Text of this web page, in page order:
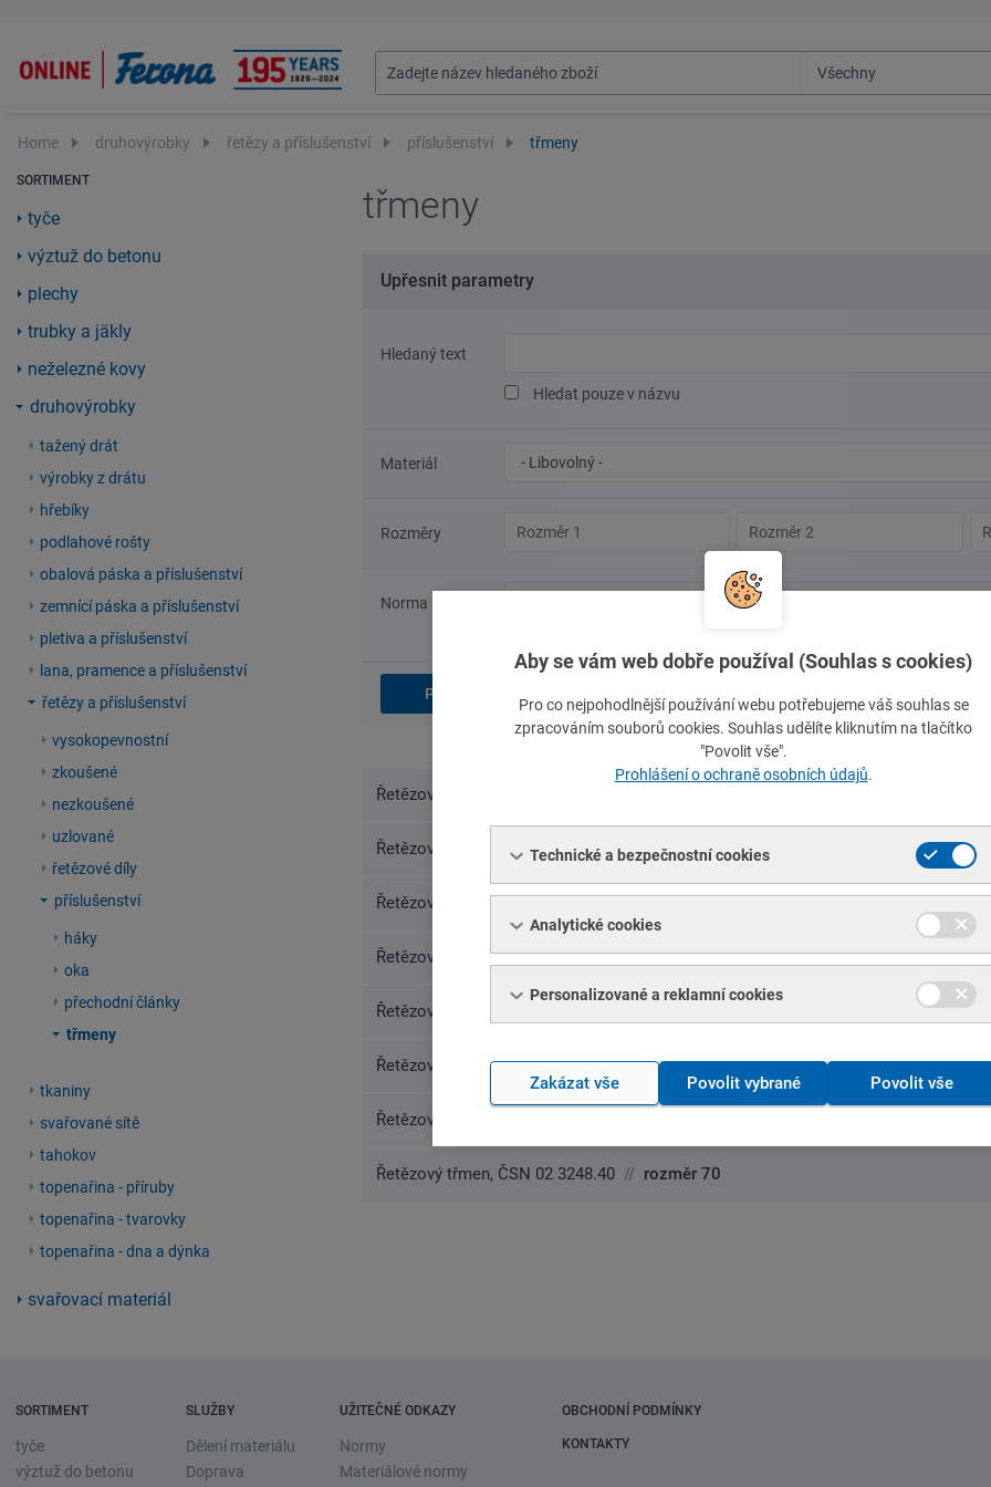
Home druhovýrobky řetězy a příslušenství příslušenství třmeny
SORTIMENT
tyče
výztuž do betonu
plechy
trubky a jäkly
neželezné kovy
druhovýrobky
tažený drát
výrobky z drátu
hřebíky
podlahové rošty
obalová páska a příslušenství
zemnící páska a příslušenství
pletiva a příslušenství
lana, pramence a příslušenství
řetězy a příslušenství
vysokopevnostní
zkoušené
nezkoušené
uzlované
řetězové díly
příslušenství
háky
oka
přechodní články
třmeny
tkaniny
svařované sítě
tahokov
topenařina - příruby
topenařina - tvarovky
topenařina - dna a dýnka
svařovací materiál
třmeny
Upřesnit parametry
Hledaný text
Hledat pouze v názvu
Materiál
oceli/materiál
Rozměry
Norma
Typ
Číslo
normy
Řetězový třmen, ČSN 02 3248.40
Řetězový třmen, ČSN 02 3248.40 // rozměr 45
Řetězový třmen, ČSN 02 3248.40 // rozměr 56
Řetězový třmen, ČSN 02 3248.40 // rozměr 91
Řetězový třmen, ČSN 02 3248.40
Řetězový třmen, ČSN 02 3248.40 // rozměr 147
Řetězový třmen, ČSN 02 3248.40
Řetězový třmen, ČSN 02 3248.40 // rozměr 70
SORTIMENT
tyče
výztuž do betonu
SLUŽBY
Dělení materiálu
Doprava
UŽITEČNÉ ODKAZY
Normy
Materiálové normy
OBCHODNÍ PODMÍNKY
KONTAKTY
Aby se vám web dobře používal (Souhlas s cookies)
Pro co nejpohodlnější používání webu potřebujeme váš souhlas se
zpracováním souborů cookies. Souhlas udělíte kliknutím na tlačítko
"Povolit vše".
Prohlášení o ochraně osobních údajů.
Technické a bezpečnostní cookies
Analytické cookies
Personalizované a reklamní cookies
Povolit vše
Zakázat vše Povolit vybrané